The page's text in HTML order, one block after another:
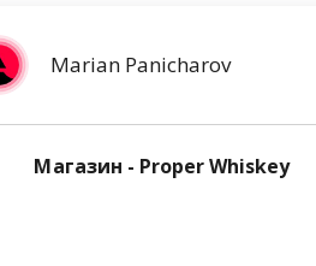
Marian Panicharov
Магазин - Proper Whiskey